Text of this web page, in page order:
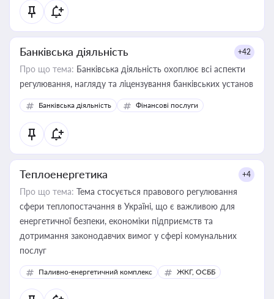
Банківська діяльність +42
Про що тема: Банківська діяльність охоплює всі аспекти
регулювання, нагляду та ліцензування банківських установ
Банківська діяльність Фінансові послуги
Теплоенергетика +4
Про що тема: Тема стосується правового регулювання
сфери теплопостачання в Україні, що є важливою для
енергетичної безпеки, економіки підприємств та
дотримання законодавчих вимог у сфері комунальних
послуг
Паливно-енергетичний комплекс ЖКГ, ОСББ